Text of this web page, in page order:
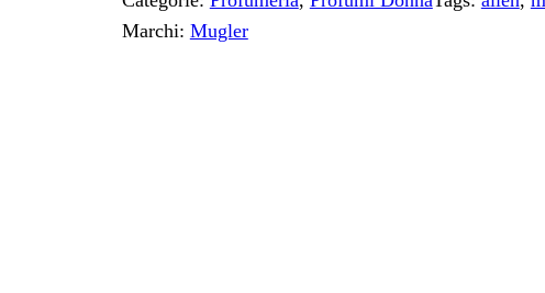
Marchi: Mugler